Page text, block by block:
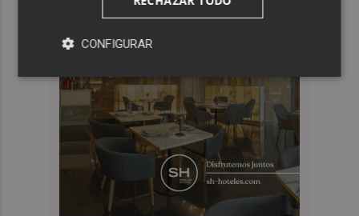
CONFIGURAR